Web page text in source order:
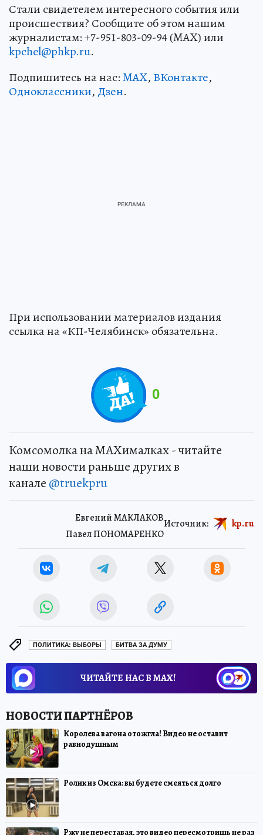
Стали свидетелем интересного события или
происшествия? Сообщите об этом нашим
журналистам: +7-951-803-09-94 (MAX) или
kpchel@phkp.ru.
Подпишитесь на нас:MAX, ВКонтакте,
Одноклассники, Дзен.
При использовании материалов издания
ссылка на «КП-Челябинск» обязательна.
0
Комсомолка на MAXималках - читайте
наши новости раньше других в
канале @truekpru
Евгений МАКЛАКОВ
Павел ПОНОМАРЕНКО
Источник: kp.ru
ПОЛИТИКА: ВЫБОРЫ БИТВА ЗА ДУМУ
ЧИТАЙТЕ НАС В МАХ!
Королева вагона отожгла! Видео не оставит
равнодушным
Ролик из Омска: вы будете смеяться долго
Ржу не переставая, это видео пересмотришь не раз